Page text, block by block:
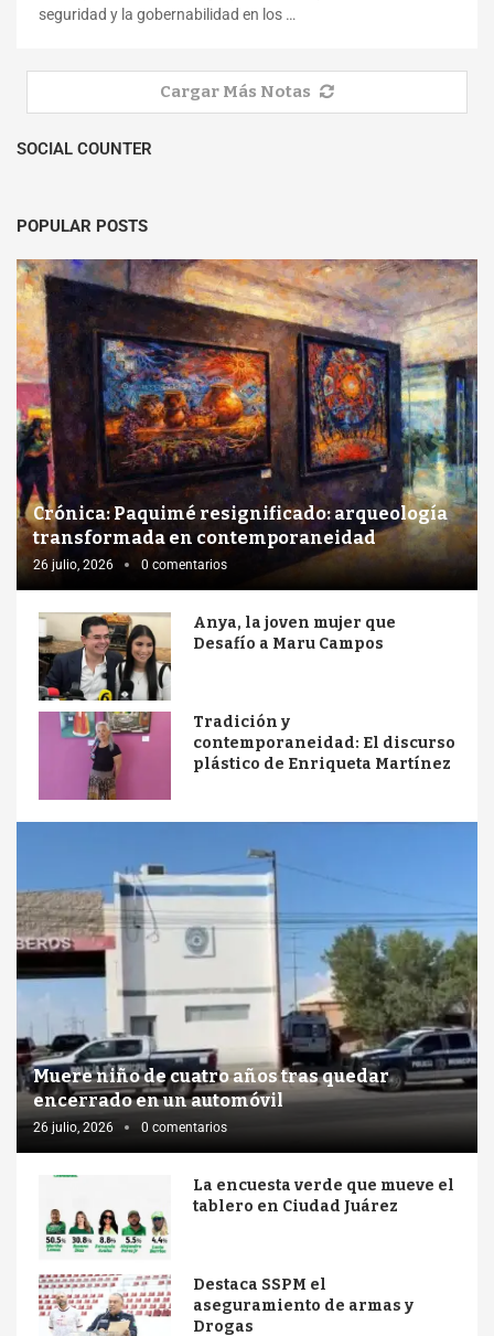
seguridad y la gobernabilidad en los …
Cargar Más Notas
SOCIAL COUNTER
POPULAR POSTS
Crónica: Paquimé resignificado: arqueología
transformada en contemporaneidad
26 julio, 2026 0 comentarios
Anya, la joven mujer que
Desafío a Maru Campos
Tradición y
contemporaneidad: El discurso
plástico de Enriqueta Martínez
Muere niño de cuatro años tras quedar
encerrado en un automóvil
26 julio, 2026 0 comentarios
La encuesta verde que mueve el
tablero en Ciudad Juárez
Destaca SSPM el
aseguramiento de armas y
Drogas